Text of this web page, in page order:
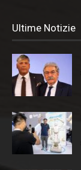
Ultime Notizie